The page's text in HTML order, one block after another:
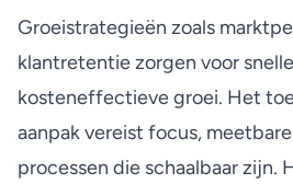
Groeistrategieën zoals
klantretentie zorgen voor
kosteneffectieve groei. Het
aanpak vereist focus,
processen die schaalbaar zijn.